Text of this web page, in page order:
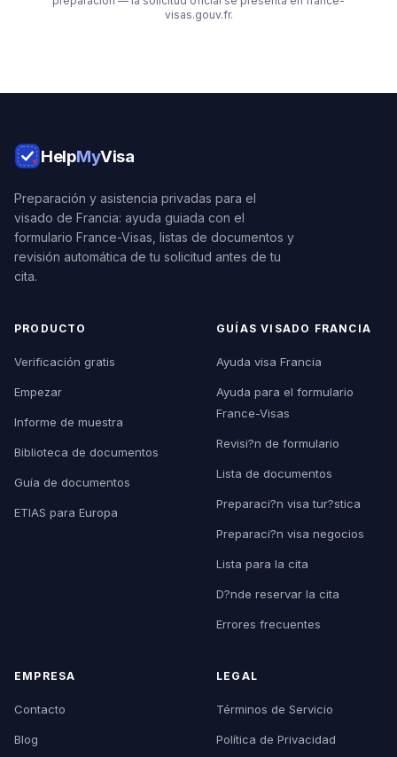
visas.gouv.fr.
HelpMyVisa
Preparación y asistencia privadas para el
visado de Francia: ayuda guiada con el
formulario France-Visas, listas de documentos y
revisión automática de tu solicitud antes de tu
cita.
PRODUCTO
Verificación gratis
Empezar
Informe de muestra
Biblioteca de documentos
Guía de documentos
ETIAS para Europa
GUÍAS VISADO FRANCIA
Ayuda visa Francia
Ayuda para el formulario
France-Visas
Revisi?n de formulario
Lista de documentos
Preparaci?n visa tur?stica
Preparaci?n visa negocios
Lista para la cita
D?nde reservar la cita
Errores frecuentes
EMPRESA
Contacto
Blog
LEGAL
Términos de Servicio
Política de Privacidad